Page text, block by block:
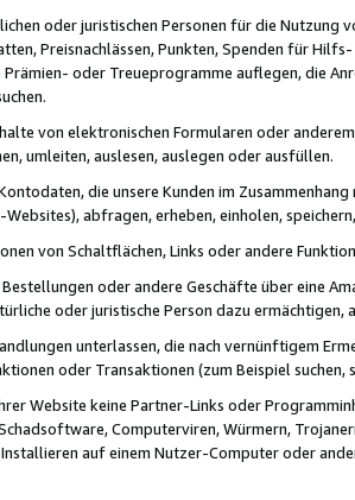
oder juristischen Personen für die Nutzung
Preisnachlässen, Punkten, Spenden für
Prämien- oder Treueprogramme auflegen, die
von elektronischen Formularen oder
umleiten, auslesen, auslegen oder ausfüllen.
die unsere Kunden im
abfragen, erheben, einholen,
von Schaltflächen, Links oder andere
oder andere Geschäfte über eine
oder juristische Person dazu
unterlassen, die nach vernünftigem
oder Transaktionen (zum Beispiel
Website keine Partner-Links oder
Computerviren, Würmern,
auf einem Nutzer-Computer oder